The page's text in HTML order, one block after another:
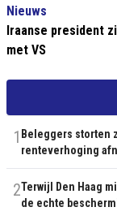
Nieuws
Iraanse president
met VS
1 Beleggers storten
renteverhoging
2Terwijl Den Haag
de echte